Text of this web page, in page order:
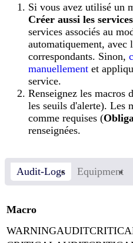
Si vous avez utilisé un
Créer aussi les
services associés au
automatiquement, avec
correspondants. Sinon,
manuellement et
service.
Renseignez les macros
les seuils d'alerte). Les
comme requises (
renseignées.
Audit-Logs Equipment
Macro